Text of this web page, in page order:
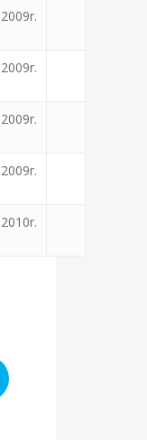
2009r.
2009r.
2009r.
2009r.
2010r.